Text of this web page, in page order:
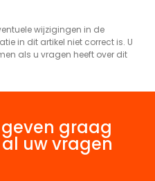
wijzigingen in de
in dit artikel niet correct is. U
als u vragen heeft over dit
graag
uw vragen